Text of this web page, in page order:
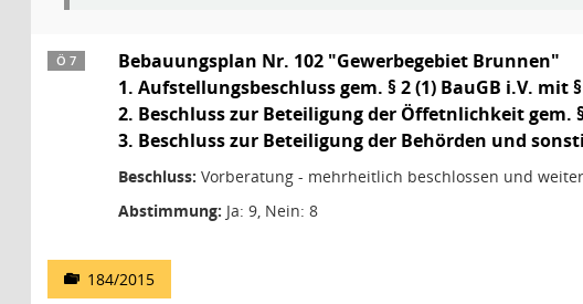
Ö 7
Bebauungsplan Nr. 102 "Gewerbegebiet Brunnen"
1. Aufstellungsbeschluss gem. § 2 (1) BauGB i.V. mit
2. Beschluss zur Beteiligung der Öffetnlichkeit gem. §
3. Beschluss zur Beteiligung der Behörden und
Beschluss: Vorberatung - mehrheitlich beschlossen und weiter
Abstimmung: Ja: 9, Nein: 8
184/2015